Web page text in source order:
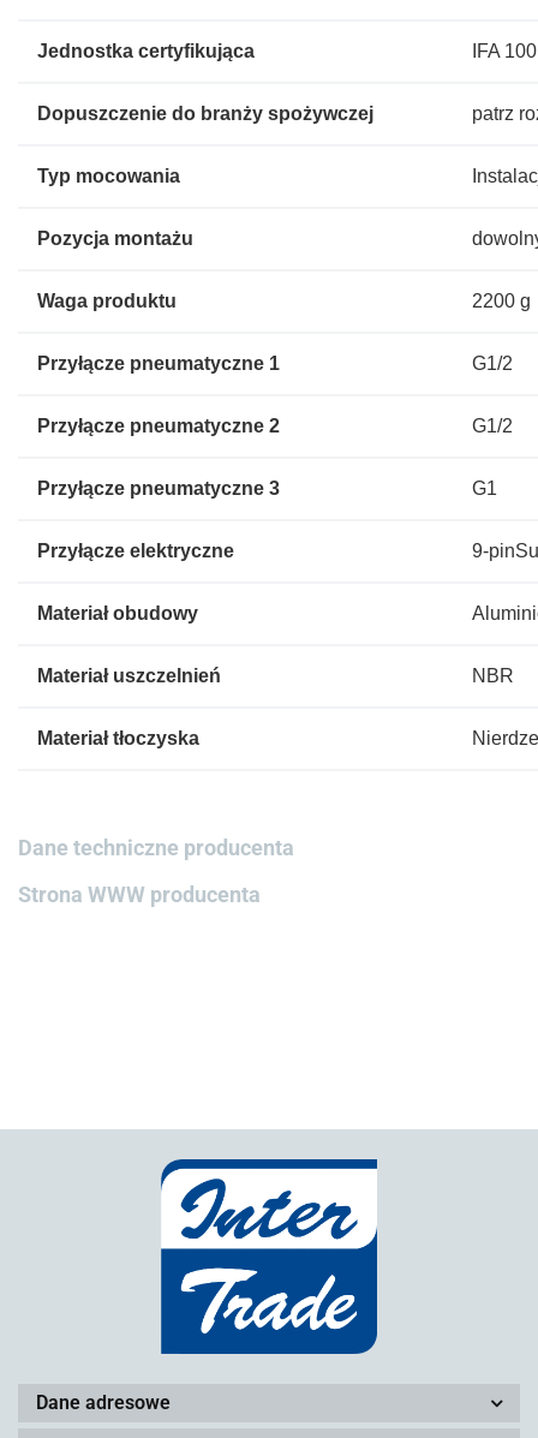
Jednostka certyfikująca IFA
Dopuszczenie do branży spożywczej patrz
Typ mocowania
Pozycja montażu
Waga produktu 2200 g
Przyłącze pneumatyczne 1 G1/2
Przyłącze pneumatyczne 2 G1/2
Przyłącze pneumatyczne 3 G1
Przyłącze elektryczne 9-
Materiał obudowy
Materiał uszczelnień NBR
Materiał tłoczyska
Dane techniczne producenta
Strona WWW producenta
Dane adresowe